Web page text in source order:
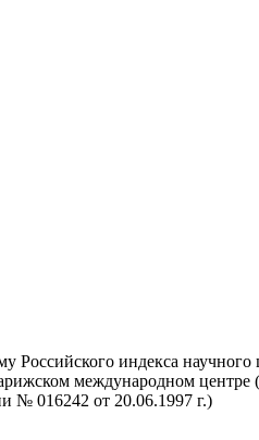
Российского индекса
международном центре
№ 016242 от 20.06.1997 г.)